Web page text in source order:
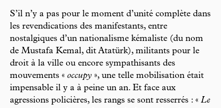
S’il n’y a pas pour le moment d’unité complète dans
les revendications des manifestants, entre
nostalgiques d’un nationalisme kémaliste (du nom
de Mustafa Kemal, dit Atatürk), militants pour le
droit à la ville ou encore sympathisants des
mouvements « occupy », une telle mobilisation était
impensable il y a à peine un an. Et face aux
agressions policières, les rangs se sont resserrés : « Le